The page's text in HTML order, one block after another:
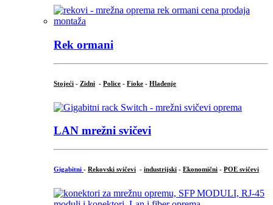
Rek ormani
Stojeći - Zidni - Police - Fioke - Hlađenje
LAN mrežni svičevi
Gigabitni - Rekovski svičevi - industrijski - Ekonomični - POE svičevi